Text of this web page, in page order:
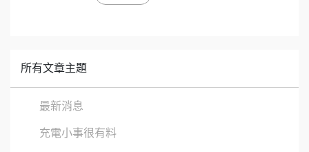
所有文章主題
最新消息
充電小事很有料